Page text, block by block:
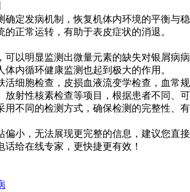
确定发病机制，恢复机体内环境的平衡与稳
的正常运转，有助于表皮症状的消退。
可以明显监测出微量元素的缺失对银屑病病
体内循环健康监测也起到极大的作用。
活细胞检查，皮损血液流变学检查，血常规
放射性核素检查等项目，根据患者不同、可
用不同的检测方式，确保检测的完整性、有
偏小，无法展现更完整的信息，建议您直接
话给在线专家，更快捷更有效！